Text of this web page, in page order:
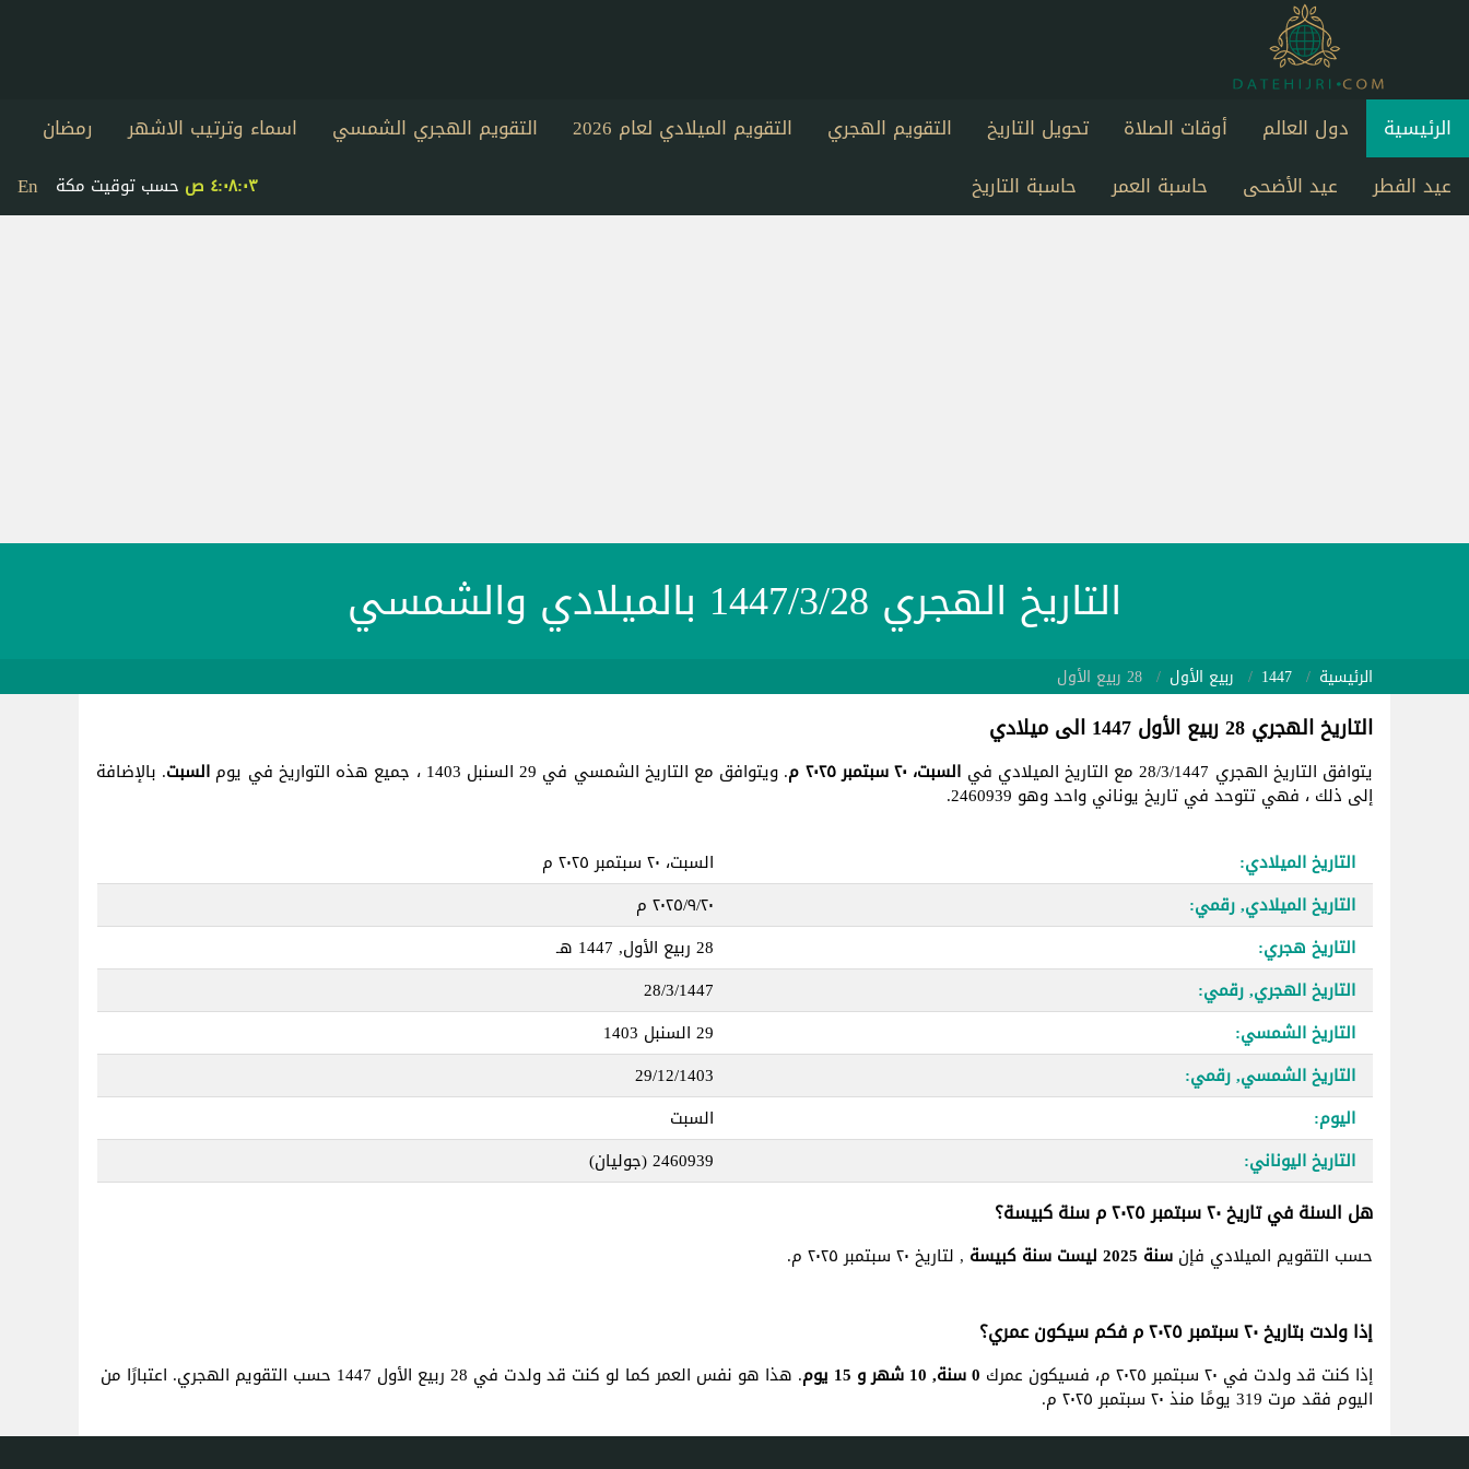
الرئيسية دول العالم أوقات الصلاة تحويل التاريخ التقويم الهجري التقويم الميلادي لعام 2026 التقويم الهجري الشمسي اسماء وترتيب الاشهر
رمضان
عيد الفطر
عيد الأضحى حاسبة العمر حاسبة التاريخ En ٤:٠٨:٠٣ ص حسب توقيت مكة
التاريخ الهجري 1447/3/28 بالميلادي والشمسي
الرئيسية 1447 ربيع الأول 28 ربيع الأول
التاريخ الهجري 28 ربيع الأول 1447 الى ميلادي
يتوافق التاريخ الهجري 28/3/1447 مع التاريخ الميلادي في السبت، ٢٠ سبتمبر ٢٠٢٥ م . ويتوافق مع التاريخ الشمسي في 29 السنبل 1403 ، جميع هذه التواريخ في يوم السبت. بالإضافة
إلى ذلك ، فهي تتوحد في تاريخ يوناني واحد وهو 2460939.
التاريخ الميلادي:
السبت، ٢٠ سبتمبر ٢٠٢٥ م
التاريخ الميلادي, رقمي:
٢٠‏/٩‏/٢٠٢٥ م
التاريخ هجري:
28 ربيع الأول, 1447 هـ
التاريخ الهجري, رقمي:
28/3/1447
التاريخ الشمسي:
29 السنبل 1403
التاريخ الشمسي, رقمي:
29/12/1403
اليوم:
السبت
التاريخ اليوناني:
2460939(جوليان)
هل السنة في تاريخ ٢٠ سبتمبر ٢٠٢٥ م سنة كبيسة؟
حسب التقويم الميلادي فإن سنة 2025 ليست سنة كبيسة , لتاريخ ٢٠ سبتمبر ٢٠٢٥ م.
إذا ولدت بتاريخ ٢٠ سبتمبر ٢٠٢٥ م فكم سيكون عمري؟
إذا كنت قد ولدت في ٢٠ سبتمبر ٢٠٢٥ م، فسيكون عمرك 0 سنة, 10 شهر و 15 يوم . هذا هو نفس العمر كما لو كنت قد ولدت في 28 ربيع الأول 1447 حسب التقويم الهجري. اعتبارًا من
اليوم فقد مرت 319 يومًا منذ ٢٠ سبتمبر ٢٠٢٥ م.